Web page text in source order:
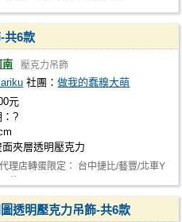
共6款
南 壓克力吊飾
社團：做我的蠢糗大萌
元
：?
夾層透明壓克力
理店轉蛋限定： 台中捷比/藝豐/北車Y
透明壓克力吊飾-共6款